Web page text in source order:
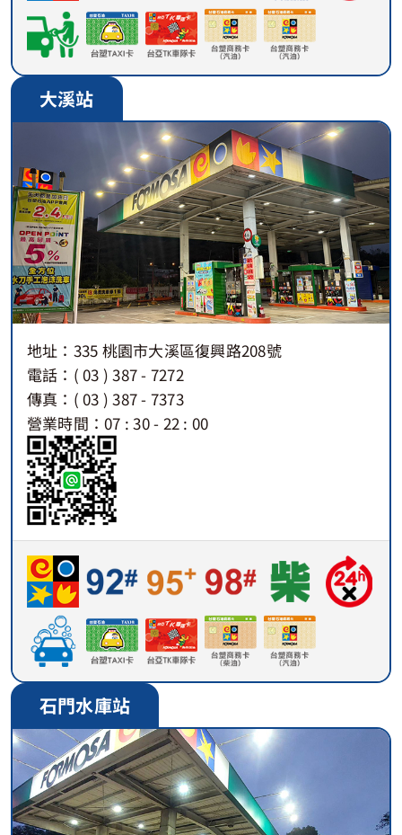
大溪站
地址：335 桃園市大溪區復興路208號
電話：( 03 ) 387 - 7272
傳真：( 03 ) 387 - 7373
營業時間：07 : 30 - 22 : 00
石門水庫站